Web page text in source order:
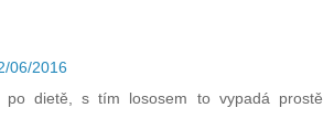
06/2016
dietě, s tím lososem to vypadá prostě